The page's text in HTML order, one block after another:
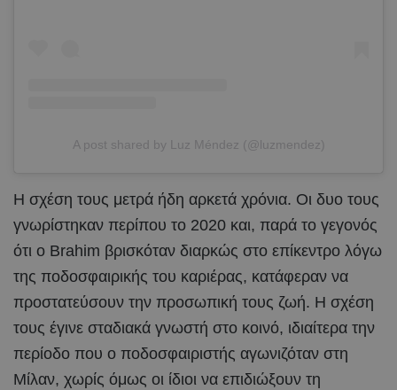
A post shared by Luz Méndez (@luzmendez)
Η σχέση τους μετρά ήδη αρκετά χρόνια. Οι δυο τους
γνωρίστηκαν περίπου το 2020 και, παρά το γεγονός
ότι ο Brahim βρισκόταν διαρκώς στο επίκεντρο λόγω
της ποδοσφαιρικής του καριέρας, κατάφεραν να
προστατεύσουν την προσωπική τους ζωή. Η σχέση
τους έγινε σταδιακά γνωστή στο κοινό, ιδιαίτερα την
περίοδο που ο ποδοσφαιριστής αγωνιζόταν στη
Μίλαν, χωρίς όμως οι ίδιοι να επιδιώξουν τη